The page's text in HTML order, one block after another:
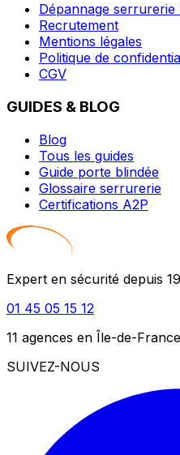
Dépannage
Recrutement
Mentions légales
Politique de
CGV
GUIDES & BLOG
Blog
Tous les guides
Guide porte blindée
Glossaire serrurerie
Certifications A2P
Expert en sécurité depuis
01 45 05 15 12
11 agences en Île-de-France
SUIVEZ-NOUS